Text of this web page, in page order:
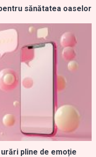
sănătatea oaselor
pline de emoție